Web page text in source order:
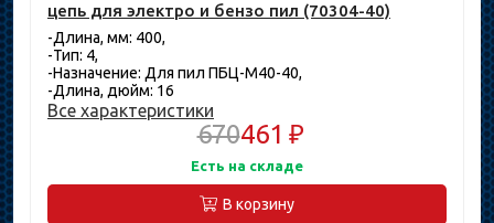
цепь для электро и бензо пил (70304-40)
-Длина, мм: 400,
-Тип: 4,
-Назначение: Для пил ПБЦ-М40-40,
-Длина, дюйм: 16
Все характеристики
670461 ₽
Есть на складе
В корзину